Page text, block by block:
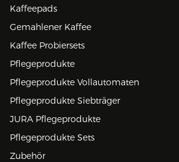
Kaffeepads
Gemahlener Kaffee
Kaffee Probiersets
Pflegeprodukte
Pflegeprodukte Vollautomaten
Pflegeprodukte Siebträger
JURA Pflegeprodukte
Pflegeprodukte Sets
Zubehör